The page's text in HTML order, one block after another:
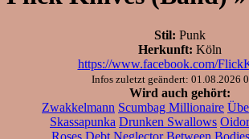
Stil: Punk
Herkunft: Köln
https://www.facebook.com/
Infos zuletzt geändert: 01.08.2026
Wird auch gehört:
Zwakkelmann Scumbag Millionaire
Skassapunka Drunken Swallows
Roses Debt Neglector Between Bodies